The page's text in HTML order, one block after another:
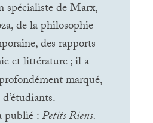
spécialiste de Marx,
de la philosophie
des rapports
et littérature; il a
marqué,
publié :Petits Riens.